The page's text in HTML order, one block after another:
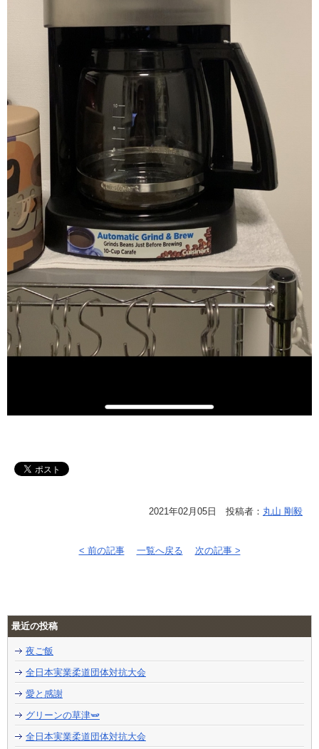
2021年02月05日 投稿者： 丸山 剛毅
< 前の記事 一覧へ戻る 次の記事 >
最近の投稿
夜ご飯
全日本実業柔道団体対抗大会
愛と感謝
グリーンの草津🫛
全日本実業柔道団体対抗大会